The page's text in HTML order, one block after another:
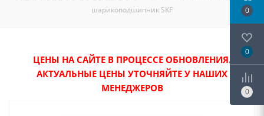
шарикоподшипник SKF
ЦЕНЫ НА САЙТЕ В ПРОЦЕССЕ ОБНОВЛЕНИЯ.
АКТУАЛЬНЫЕ ЦЕНЫ УТОЧНЯЙТЕ У НАШИХ
МЕНЕДЖЕРОВ
0
0
0